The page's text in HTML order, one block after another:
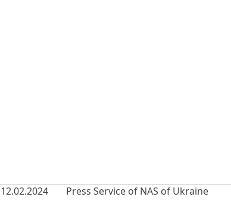
12.02.2024 Press Service of NAS of Ukraine